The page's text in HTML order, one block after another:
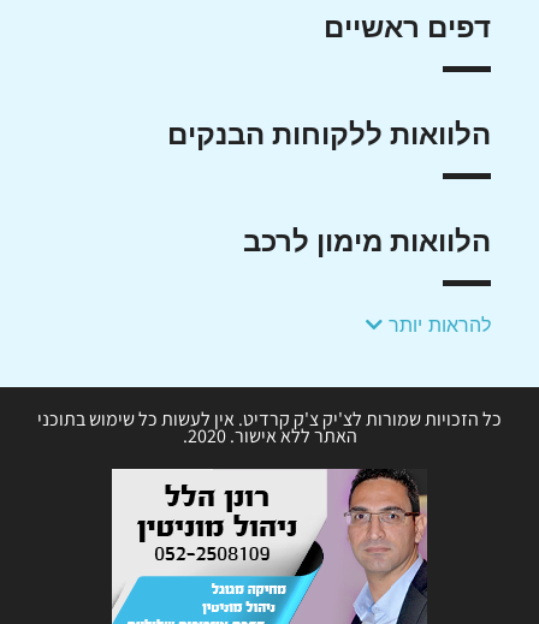
דפים ראשיים
הלוואות ללקוחות הבנקים
הלוואות מימון לרכב
להראות יותר
כל הזכויות שמורות לצ'יק צ'ק קרדיט. אין לעשות כל שימוש בתוכני
האתר ללא אישור. 2020.